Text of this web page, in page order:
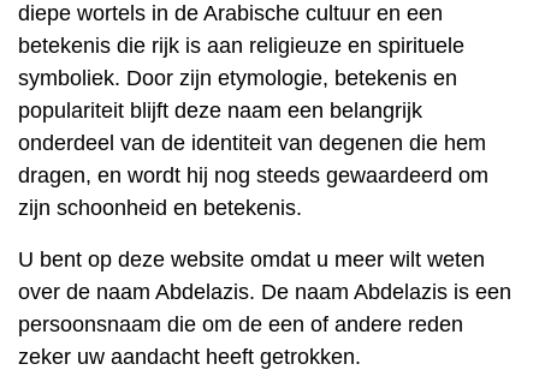
diepe wortels in de Arabische cultuur en een
betekenis die rijk is aan religieuze en spirituele
symboliek. Door zijn etymologie, betekenis en
populariteit blijft deze naam een ​​belangrijk
onderdeel van de identiteit van degenen die hem
dragen, en wordt hij nog steeds gewaardeerd om
zijn schoonheid en betekenis.
U bent op deze website omdat u meer wilt weten
over de naam Abdelazis. De naam Abdelazis is een
persoonsnaam die om de een of andere reden
zeker uw aandacht heeft getrokken.